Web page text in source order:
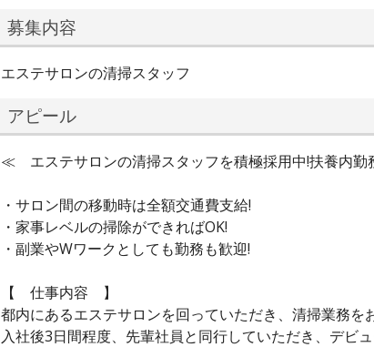
募集内容
エステサロンの清掃スタッフ
アピール
≪ エステサロンの清掃スタッフを積極採用中!扶養内
・サロン間の移動時は全額交通費支給!
・家事レベルの掃除ができればOK!
・副業やWワークとしても勤務も歓迎!
【 仕事内容 】
都内にあるエステサロンを回っていただき、清掃業務を
入社後3日間程度、先輩社員と同行していただき、デビュ